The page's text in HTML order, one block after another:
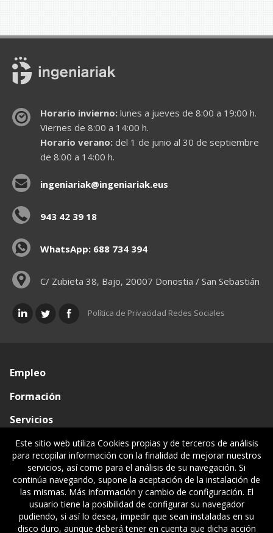
Horario invierno:lunes a jueves de 8:00 a 19:00 h.
Viernes de 8:00 a 14:00 h.
Horario verano:del 1 de junio al 30 de septiembre
de 8:00 a 14:00 h.
ingeniariak@ingeniariak.eus
943 42 39 18
WhatsApp: 688 734 394
C/ Zubieta 38, Bajo, 20007 Donostia / San Sebastián
Política de Privacidad Redes Sociales
Empleo
Formación
Servicios
Conócenos
Visado de documentos
Ventanilla única
Políticas legales
Este sitio web utiliza Cookies propias y de terceros de análisis
para recopilar información con la finalidad de mejorar nuestros
servicios, así como para el análisis de su navegación. Si
continúa navegando, supone la aceptación de la instalación de
las mismas. Más información y cambio de configuración. El
usuario tiene la posibilidad de configurar su navegador
pudiendo, si así lo desea, impedir que sean instaladas en su
disco duro, aunque deberá tener en cuenta que dicha acción